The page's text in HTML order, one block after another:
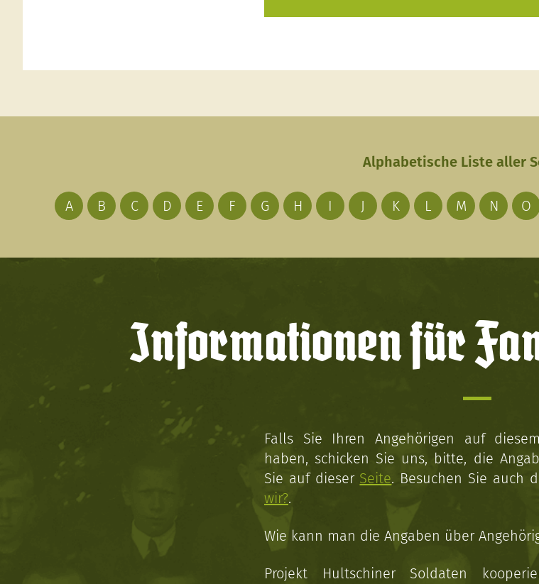
Alphabetische Liste aller
A B C D E F G H I J K L M N O
Informationen für
Falls Sie Ihren Angehörigen auf
haben, schicken Sie uns, bitte, die
Sie auf dieser Seite. Besuchen Sie auch
wir?.
Wie kann man die Angaben über
Projekt Hultschiner Soldaten